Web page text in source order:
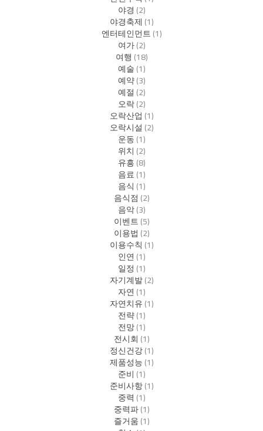
야경 (2)
야경축제 (1)
엔터테인먼트(1)
여가(2)
여행 (18)
예술(1)
예약(3)
예절 (2)
오락(2)
오락산업 (1)
오락시설 (2)
운동(1)
위치 (2)
유흥(8)
음료(1)
음식 (1)
음식점 (2)
음악(3)
이벤트(5)
이용법 (2)
이용수칙 (1)
인연(1)
일정 (1)
자기계발(2)
자연(1)
자연치유(1)
전략(1)
전망(1)
전시회 (1)
정신건강(1)
제품성능(1)
준비 (1)
준비사항(1)
중력 (1)
중력파(1)
즐거움(1)